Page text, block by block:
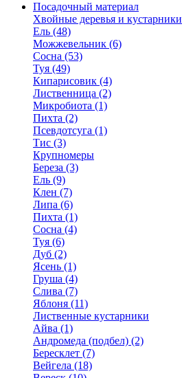
Посадочный материал
Хвойные деревья и кустарники
Ель (48)
Можжевельник (6)
Сосна (53)
Туя (49)
Кипарисовик (4)
Лиственница (2)
Микробиота (1)
Пихта (2)
Псевдотсуга (1)
Тис (3)
Крупномеры
Береза (3)
Ель (9)
Клен (7)
Липа (6)
Пихта (1)
Сосна (4)
Туя (6)
Дуб (2)
Ясень (1)
Груша (4)
Слива (7)
Яблоня (11)
Лиственные кустарники
Айва (1)
Андромеда (подбел) (2)
Бересклет (7)
Вейгела (18)